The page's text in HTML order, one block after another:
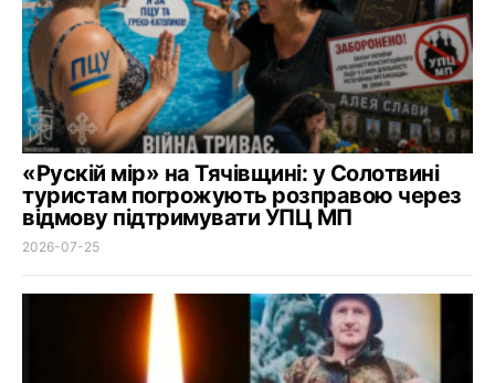
«Рускій мір» на Тячівщині: у Солотвині
туристам погрожують розправою через
відмову підтримувати УПЦ МП
2026-07-25